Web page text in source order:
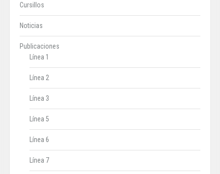
Cursillos
Noticias
Publicaciones
Línea 1
Línea 2
Línea 3
Línea 5
Línea 6
Línea 7